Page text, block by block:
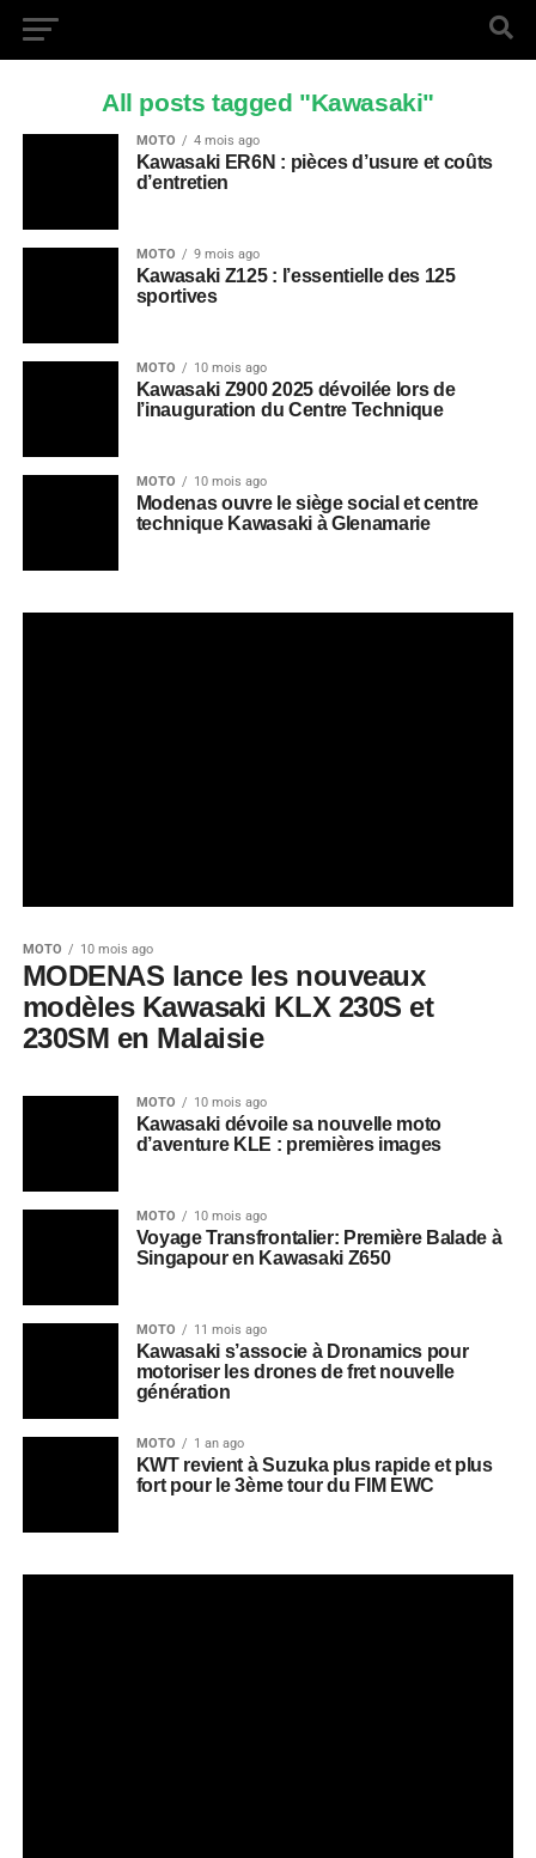
All posts tagged "Kawasaki"
MOTO 4 mois ago
Kawasaki ER6N : pièces d’usure et coûts
d’entretien
MOTO 9 mois ago
Kawasaki Z125 : l’essentielle des 125
sportives
MOTO 10 mois ago
Kawasaki Z900 2025 dévoilée lors de
l’inauguration du Centre Technique
MOTO 10 mois ago
Modenas ouvre le siège social et centre
technique Kawasaki à Glenamarie
MOTO 10 mois ago
MODENAS lance les nouveaux
modèles Kawasaki KLX 230S et
230SM en Malaisie
MOTO 10 mois ago
Kawasaki dévoile sa nouvelle moto
d’aventure KLE : premières images
MOTO 10 mois ago
Voyage Transfrontalier: Première Balade à
Singapour en Kawasaki Z650
MOTO 11 mois ago
Kawasaki s’associe à Dronamics pour
motoriser les drones de fret nouvelle
génération
MOTO 1 an ago
KWT revient à Suzuka plus rapide et plus
fort pour le 3ème tour du FIM EWC